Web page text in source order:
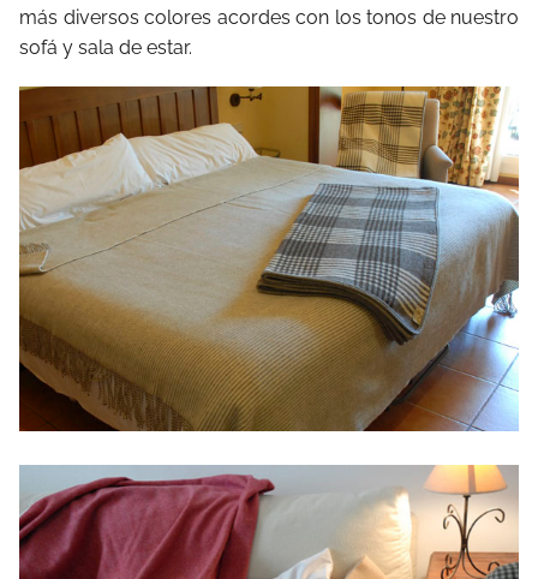
más diversos colores acordes con los tonos de nuestro
sofá y sala de estar.